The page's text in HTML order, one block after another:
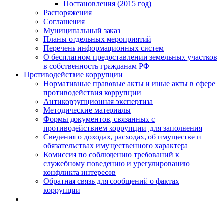
Постановления (2015 год)
Распоряжения
Соглашения
Муниципальный заказ
Планы отдельных мероприятий
Перечень информационных систем
О бесплатном предоставлении земельных участков
в собственность гражданам РФ
Противодействие коррупции
Нормативные правовые акты и иные акты в сфере
противодействия коррупции
Антикоррупционная экспертиза
Методические материалы
Формы документов, связанных с
противодействием коррупции, для заполнения
Сведения о доходах, расходах, об имуществе и
обязательствах имущественного характера
Комиссия по соблюдению требований к
служебному поведению и урегулированию
конфликта интересов
Обратная связь для сообщений о фактах
коррупции